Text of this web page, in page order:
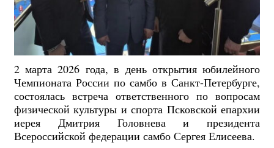
2 марта 2026 года, в день открытия юбилейного
Чемпионата России по самбо в Санкт-Петербурге,
состоялась встреча ответственного по вопросам
физической культуры и спорта Псковской епархии
иерея Дмитрия Головнева и президента
Всероссийской федерации самбо Сергея Елисеева.